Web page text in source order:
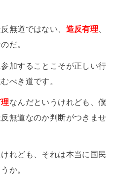
無道ではない、 造反有理
だ。
参加することこそが正しい行
べき道です。
なんだというけれども、僕
無道なのか判断がつきませ
れども、それは本当に国民
か。